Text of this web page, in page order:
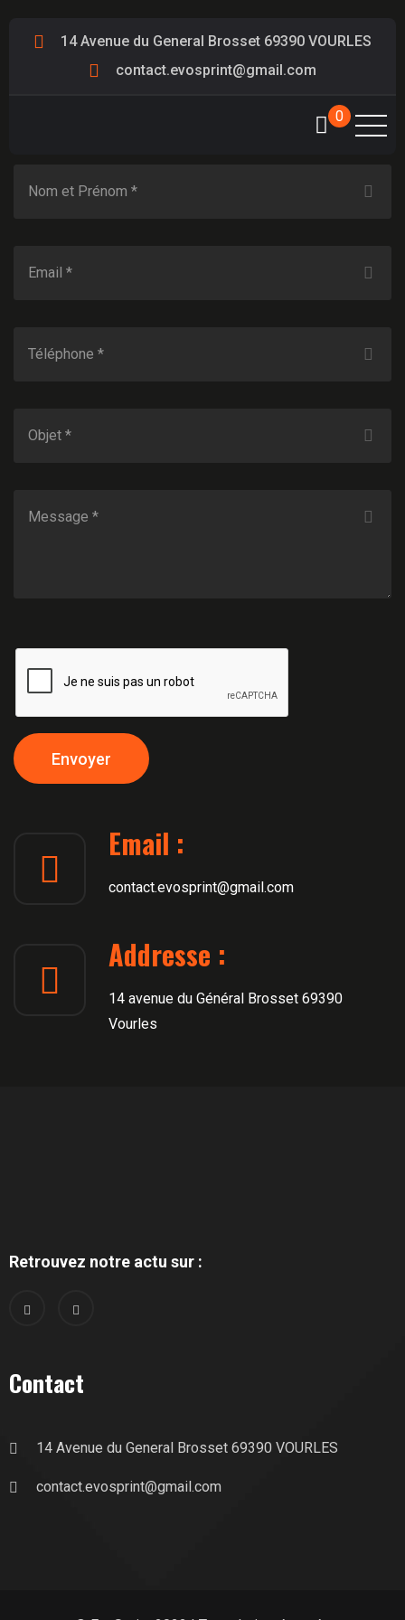
14 Avenue du General Brosset 69390 VOURLES
contact.evosprint@gmail.com
0
UNE QUESTIONS ? NOUS SOMMES
Envoyer
Email :
contact.evosprint@gmail.com
Addresse :
14 avenue du Général Brosset 69390
Vourles
Retrouvez notre actu sur :
Contact
14 Avenue du General Brosset 69390 VOURLES
contact.evosprint@gmail.com